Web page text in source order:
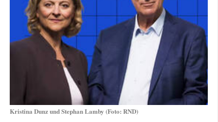
Kristina Dunz und Stephan Lamby (Foto: RND)